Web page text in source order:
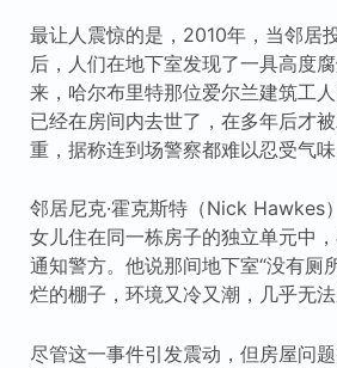
最让人震惊的是，2010年，当邻居
后，人们在地下室发现了一具高度
来，哈尔布里特那位爱尔兰建筑工
已经在房间内去世了，在多年后才
重，据称连到场警察都难以忍受气味
邻居尼克·霍克斯特（Nick Hawkes
女儿住在同一栋房子的独立单元中
通知警方。他说那间地下室“没有厕
烂的棚子，环境又冷又潮，几乎无法
尽管这一事件引发震动，但房屋问